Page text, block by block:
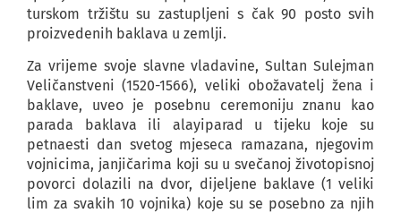
turskom tržištu su zastupljeni s čak 90 posto svih
proizvedenih baklava u zemlji.
Za vrijeme svoje slavne vladavine, Sultan Sulejman
Veličanstveni (1520-1566), veliki obožavatelj žena i
baklave, uveo je posebnu ceremoniju znanu kao
parada baklava ili alayiparad u tijeku koje su
petnaesti dan svetog mjeseca ramazana, njegovim
vojnicima, janjičarima koji su u svečanoj životopisnoj
povorci dolazili na dvor, dijeljene baklave (1 veliki
lim za svakih 10 vojnika) koje su se posebno za njih